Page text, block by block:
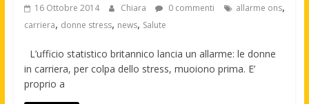
16 Ottobre 2014 Chiara 0 commenti allarme ons,
carriera, donne stress, news, Salute
L’ufficio statistico britannico lancia un allarme: le donne
in carriera, per colpa dello stress, muoiono prima. E’
proprio a